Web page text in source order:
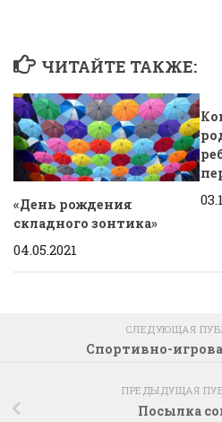
ЧИТАЙТЕ ТАКЖЕ:
«День рождения
складного зонтика»
04.05.2021
СЛЕДУЮЩАЯ
Спортивно-
ПРЕДЫДУЩАЯ
Посылка